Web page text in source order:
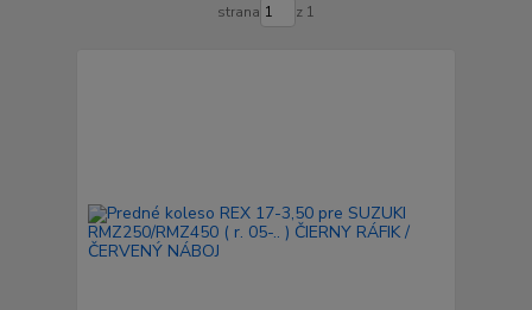
strana z 1